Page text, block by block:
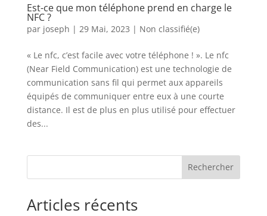
Est-ce que mon téléphone prend en charge le
NFC ?
par joseph | 29 Mai, 2023 | Non classifié(e)
« Le nfc, c’est facile avec votre téléphone ! ». Le nfc
(Near Field Communication) est une technologie de
communication sans fil qui permet aux appareils
équipés de communiquer entre eux à une courte
distance. Il est de plus en plus utilisé pour effectuer
des...
Rechercher
Articles récents